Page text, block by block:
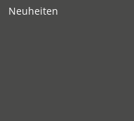
Neuheiten